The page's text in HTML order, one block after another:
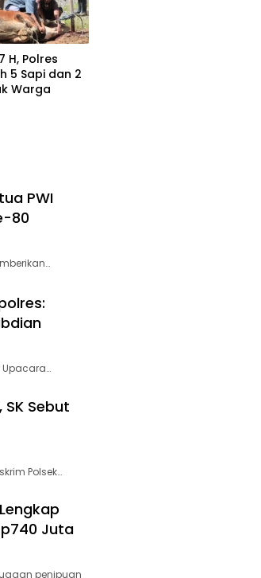
H, Polres
5 Sapi dan 2
Warga
PWI
80
Upacara…
Sebut
Polsek…
Juta
penipuan